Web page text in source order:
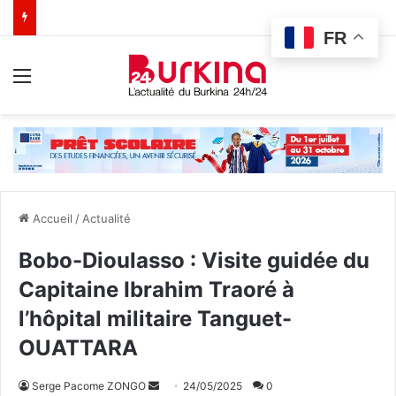
Accueil / Actualité
Bobo-Dioulasso : Visite guidée du
Capitaine Ibrahim Traoré à
l’hôpital militaire Tanguet-
OUATTARA
Serge Pacome ZONGO 24/05/2025 0
FR